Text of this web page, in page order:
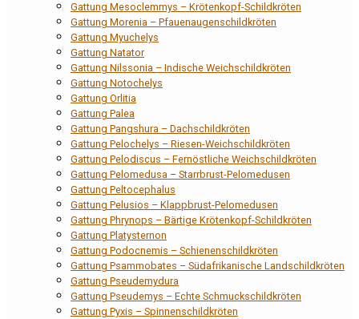
Gattung Mesoclemmys – Krötenkopf-Schildkröten
Gattung Morenia – Pfauenaugenschildkröten
Gattung Myuchelys
Gattung Natator
Gattung Nilssonia – Indische Weichschildkröten
Gattung Notochelys
Gattung Orlitia
Gattung Palea
Gattung Pangshura – Dachschildkröten
Gattung Pelochelys – Riesen-Weichschildkröten
Gattung Pelodiscus – Fernöstliche Weichschildkröten
Gattung Pelomedusa – Starrbrust-Pelomedusen
Gattung Peltocephalus
Gattung Pelusios – Klappbrust-Pelomedusen
Gattung Phrynops – Bärtige Krötenkopf-Schildkröten
Gattung Platysternon
Gattung Podocnemis – Schienenschildkröten
Gattung Psammobates – Südafrikanische Landschildkröten
Gattung Pseudemydura
Gattung Pseudemys – Echte Schmuckschildkröten
Gattung Pyxis – Spinnenschildkröten